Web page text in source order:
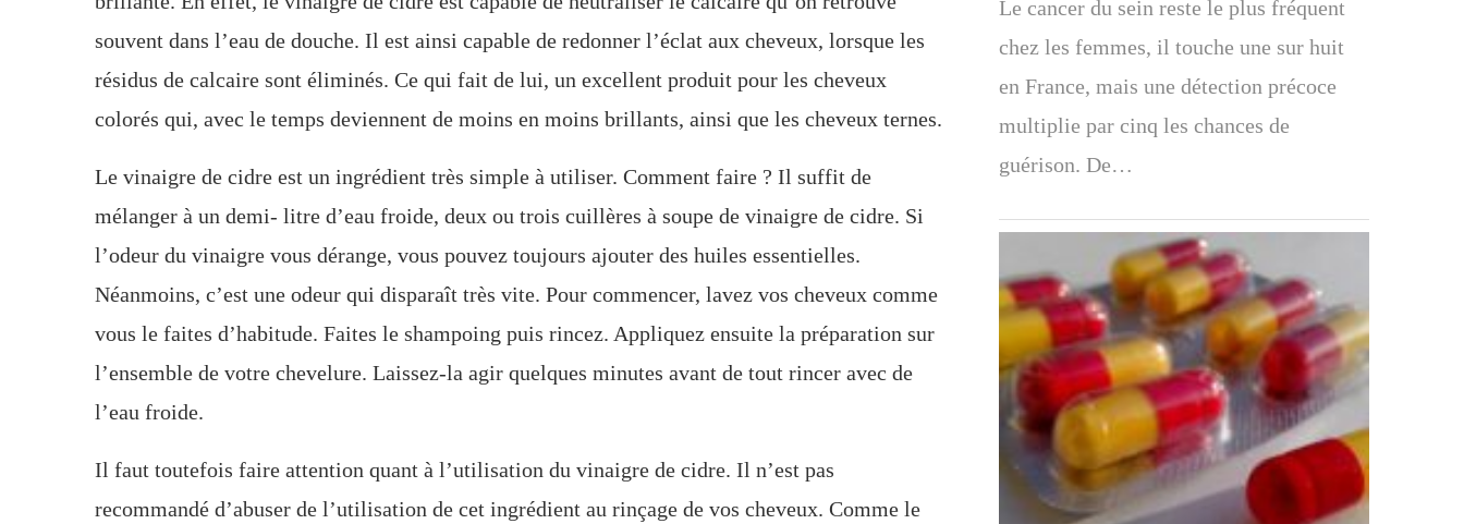
souvent dans l’eau de douche. Il est ainsi capable de redonner l’éclat aux cheveux, lorsque les
résidus de calcaire sont éliminés. Ce qui fait de lui, un excellent produit pour les cheveux
colorés qui, avec le temps deviennent de moins en moins brillants, ainsi que les cheveux ternes.
Le vinaigre de cidre est un ingrédient très simple à utiliser. Comment faire ? Il suffit de
mélanger à un demi- litre d’eau froide, deux ou trois cuillères à soupe de vinaigre de cidre. Si
l’odeur du vinaigre vous dérange, vous pouvez toujours ajouter des huiles essentielles.
Néanmoins, c’est une odeur qui disparaît très vite. Pour commencer, lavez vos cheveux comme
vous le faites d’habitude. Faites le shampoing puis rincez. Appliquez ensuite la préparation sur
l’ensemble de votre chevelure. Laissez-la agir quelques minutes avant de tout rincer avec de
l’eau froide.
Il faut toutefois faire attention quant à l’utilisation du vinaigre de cidre. Il n’est pas
recommandé d’abuser de l’utilisation de cet ingrédient au rinçage de vos cheveux. Comme le
Le cancer du sein reste le plus fréquent
chez les femmes, il touche une sur huit
en France, mais une détection précoce
multiplie par cinq les chances de
guérison. De…